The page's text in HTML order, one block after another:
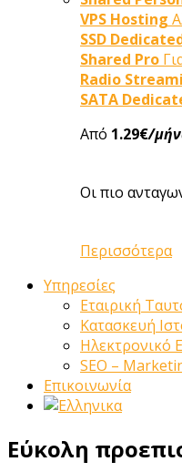
VPS Hosting
SSD
Shared Pro
Radio
SATA
Από 1.29€/
Οι πιο
Περισσότερα
Υπηρεσίες
Εταιρική
Κατασκευή
Ηλεκτρονικό
SEO –
Επικοινωνία
Εύκολη